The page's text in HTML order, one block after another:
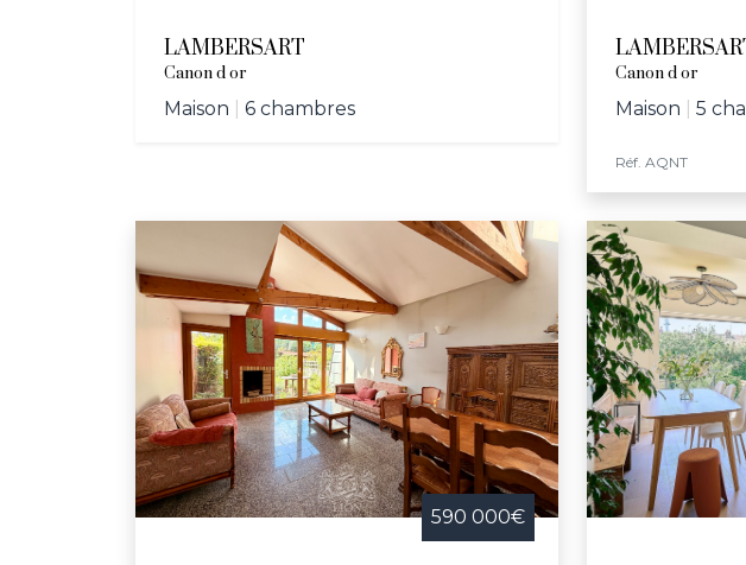
LAMBERSART
Canon d or
Maison 6 chambres
Canon d or
Maison 5
Réf. AQNT
590 000€